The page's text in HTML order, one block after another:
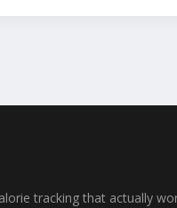
tracking that actually